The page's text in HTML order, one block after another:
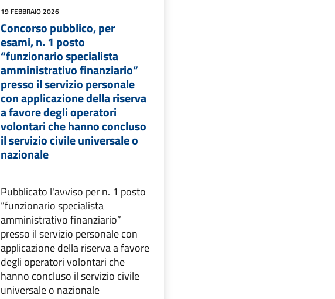
19 FEBBRAIO 2026
Concorso pubblico, per
esami, n. 1 posto
“funzionario specialista
amministrativo finanziario”
presso il servizio personale
con applicazione della riserva
a favore degli operatori
volontari che hanno concluso
il servizio civile universale o
nazionale
Pubblicato l'avviso per n. 1 posto
“funzionario specialista
amministrativo finanziario”
presso il servizio personale con
applicazione della riserva a favore
degli operatori volontari che
hanno concluso il servizio civile
universale o nazionale